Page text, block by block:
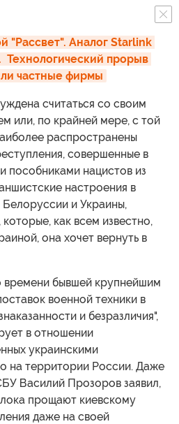
"Рассвет". Аналог Starlink
Технологический прорыв
частные фирмы
считаться со своим
или, по крайней мере, с той
распространены
совершенные в
пособниками нацистов из
настроения в
и Украины,
как всем известно,
она хочет вернуть в
времени бывшей крупнейшим
военной техники в
и безразличия",
в отношении
украинскими
на территории России. Даже
Василий Прозоров заявил,
прощают киевскому
даже на своей